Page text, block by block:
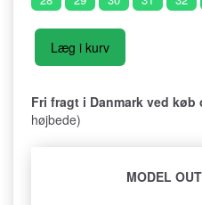
Læg i kurv
Fri fragt i Danmark ved køb
højbede)
MODEL